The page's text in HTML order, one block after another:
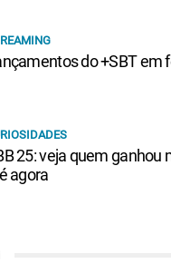
do +SBT em
25: veja quem ganhou
agora